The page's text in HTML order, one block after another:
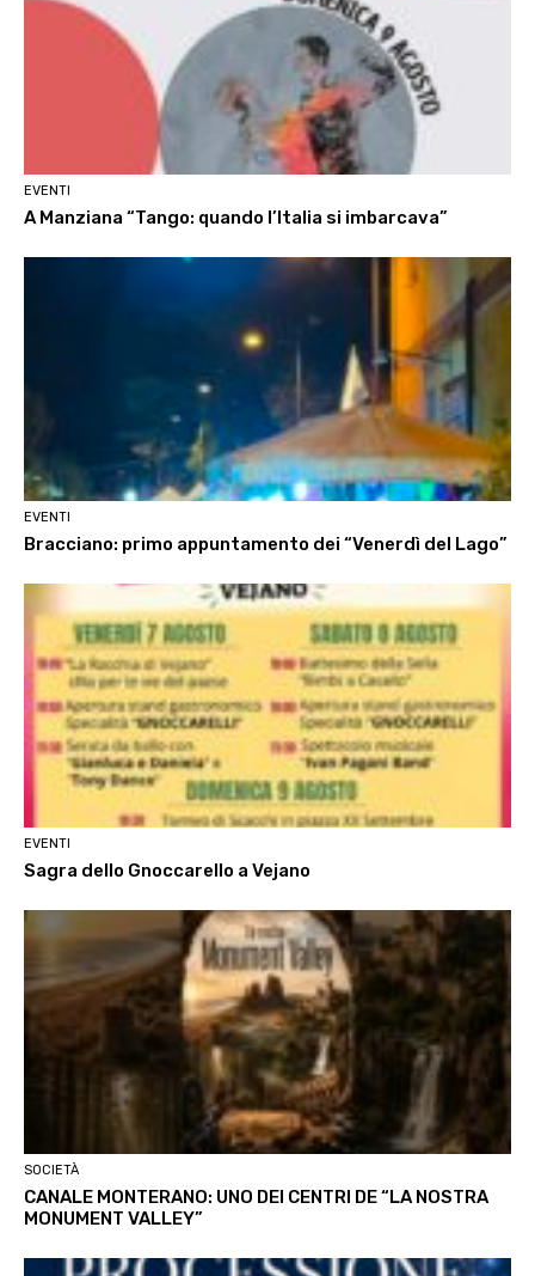
EVENTI
A Manziana “Tango: quando l’Italia si imbarcava”
EVENTI
Bracciano: primo appuntamento dei “Venerdì del Lago”
EVENTI
Sagra dello Gnoccarello a Vejano
SOCIETÀ
CANALE MONTERANO: UNO DEI CENTRI DE “LA NOSTRA
MONUMENT VALLEY”